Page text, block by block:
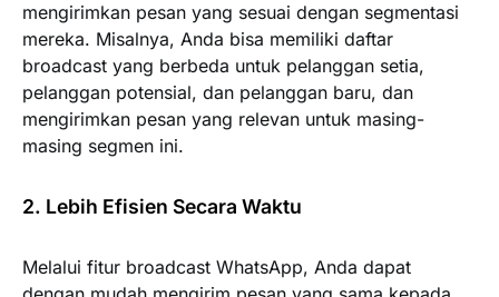
mengirimkan pesan yang sesuai dengan segmentasi
mereka. Misalnya, Anda bisa memiliki daftar
broadcast yang berbeda untuk pelanggan setia,
pelanggan potensial, dan pelanggan baru, dan
mengirimkan pesan yang relevan untuk masing-
masing segmen ini.
2. Lebih Efisien Secara Waktu
Melalui fitur broadcast WhatsApp, Anda dapat